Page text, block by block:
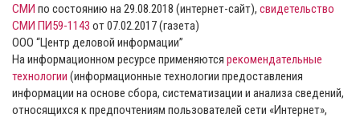
СМИ по состоянию на 29.08.2018 (интернет-сайт), свидетельство
СМИ ПИ59-1143 от 07.02.2017 (газета)
ООО “Центр деловой информации”
На информационном ресурсе применяются рекомендательные
технологии (информационные технологии предоставления
информации на основе сбора, систематизации и анализа сведений,
относящихся к предпочтениям пользователей сети «Интернет»,